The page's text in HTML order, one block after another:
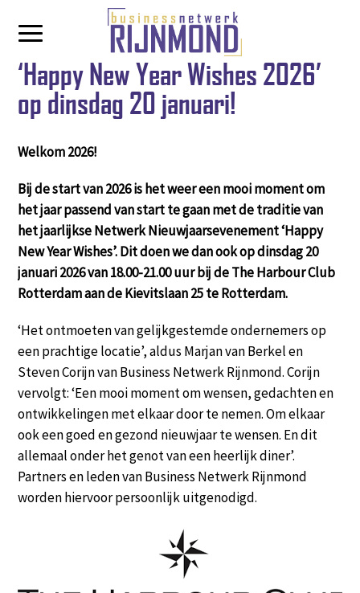
‘Happy New Year Wishes 2026’
op dinsdag 20 januari!
Welkom 2026!
Bij de start van 2026 is het weer een mooi moment om
het jaar passend van start te gaan met de traditie van
het jaarlijkse Netwerk Nieuwjaarsevenement ‘Happy
New Year Wishes’. Dit doen we dan ook op dinsdag 20
januari 2026 van 18.00-21.00 uur bij de The Harbour Club
Rotterdam aan de Kievitslaan 25 te Rotterdam.
‘Het ontmoeten van gelijkgestemde ondernemers op
een prachtige locatie’, aldus Marjan van Berkel en
Steven Corijn van Business Netwerk Rijnmond. Corijn
vervolgt: ‘Een mooi moment om wensen, gedachten en
ontwikkelingen met elkaar door te nemen. Om elkaar
ook een goed en gezond nieuwjaar te wensen. En dit
allemaal onder het genot van een heerlijk diner’.
Partners en leden van Business Netwerk Rijnmond
worden hiervoor persoonlijk uitgenodigd.